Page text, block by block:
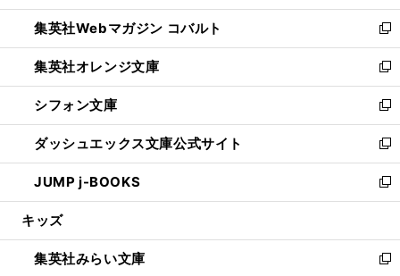
開
く
ウ
で
開
く
ン
ド
ウ
で
開
く
ウ
ィ
ン
ド
ウ
で
開
く
集英社Webマガジン コバルト
新
し
い
ウ
ィ
ン
ド
ウ
で
開
集英社オレンジ文庫
新
し
い
ウ
ィ
ン
ド
ウ
開
く
シフォン文庫
新
し
い
ウ
ィ
ン
ウ
で
ダッシュエックス文庫公式サイト
新
し
い
ウ
ン
ド
JUMP j-BOOKS
新
し
ウ
ィ
キッズ
集英社みらい文庫
新